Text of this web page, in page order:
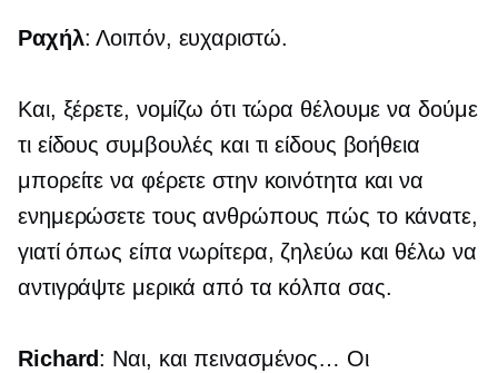
Ραχήλ: Λοιπόν, ευχαριστώ.
Και, ξέρετε, νομίζω ότι τώρα θέλουμε να δούμε
τι είδους συμβουλές και τι είδους βοήθεια
μπορείτε να φέρετε στην κοινότητα και να
ενημερώσετε τους ανθρώπους πώς το κάνατε,
γιατί όπως είπα νωρίτερα, ζηλεύω και θέλω να
αντιγράψτε μερικά από τα κόλπα σας.
Richard: Ναι, και πεινασμένος… Οι